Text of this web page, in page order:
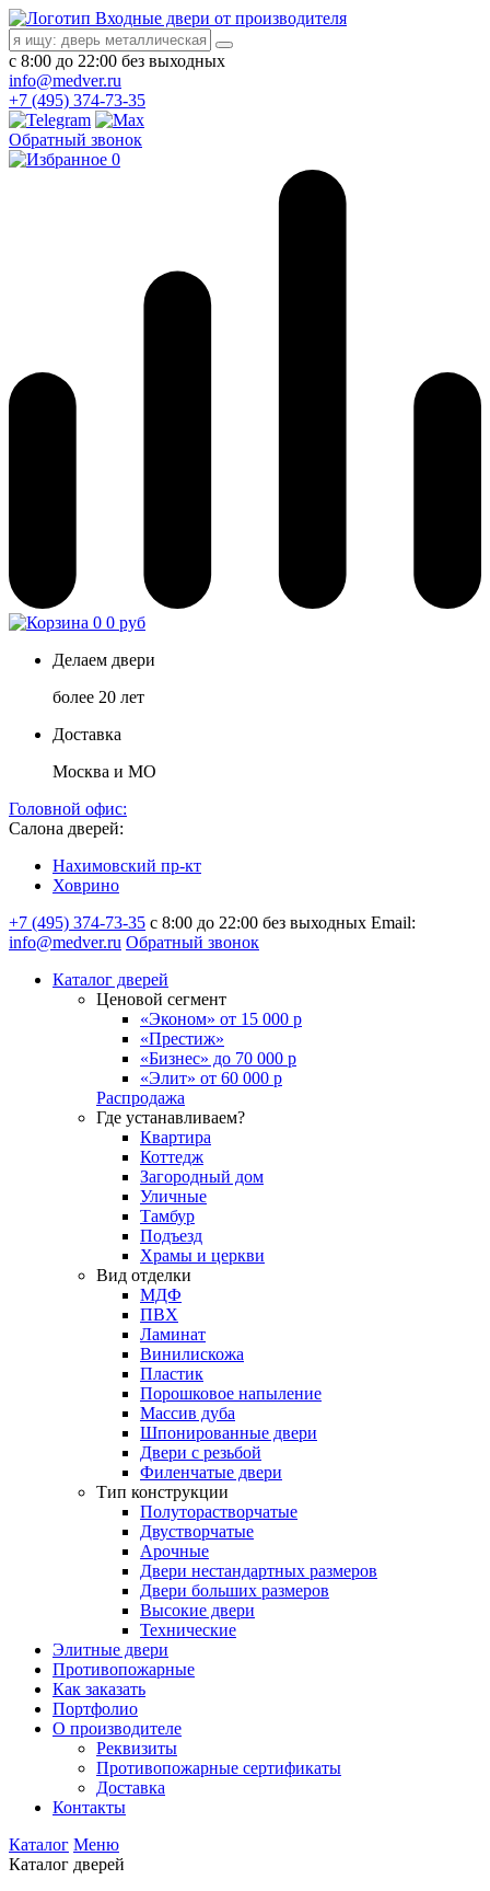
Входные двери от производителя
с 8:00 до 22:00 без выходных
info@medver.ru
+7 (495) 374-73-35
Обратный звонок
0
0 0 руб
Делаем двери
более 20 лет
Доставка
Москва и МО
Головной офис:
Салона дверей:
Нахимовский пр-кт
Ховрино
+7 (495) 374-73-35 с 8:00 до 22:00 без выходных Email:
info@medver.ru Обратный звонок
Каталог дверей
Ценовой сегмент
«Эконом» от 15 000 р
«Престиж»
«Бизнес» до 70 000 р
«Элит» от 60 000 р
Распродажа
Где устанавливаем?
Квартира
Коттедж
Загородный дом
Уличные
Тамбур
Подъезд
Храмы и церкви
Вид отделки
МДФ
ПВХ
Ламинат
Винилискожа
Пластик
Порошковое напыление
Массив дуба
Шпонированные двери
Двери с резьбой
Филенчатые двери
Тип конструкции
Полуторастворчатые
Двустворчатые
Арочные
Двери нестандартных размеров
Двери больших размеров
Высокие двери
Технические
Элитные двери
Противопожарные
Как заказать
Портфолио
О производителе
Реквизиты
Противопожарные сертификаты
Доставка
Контакты
Каталог Меню
Каталог дверей